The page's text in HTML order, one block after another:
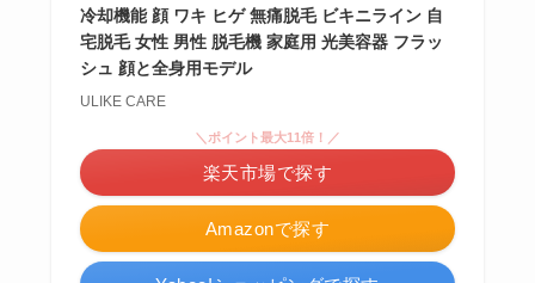
冷却機能 顔 ワキ ヒゲ 無痛脱毛 ビキニライン 自
宅脱毛 女性 男性 脱毛機 家庭用 光美容器 フラッ
シュ 顔と全身用モデル
ULIKE CARE
Amazonで探す
＼ポイント最大11倍！／
楽天市場で探す